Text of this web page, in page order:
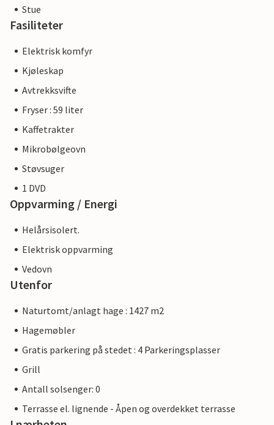
Stue
Fasiliteter
Elektrisk komfyr
Kjøleskap
Avtrekksvifte
Fryser : 59 liter
Kaffetrakter
Mikrobølgeovn
Støvsuger
1 DVD
Oppvarming / Energi
Helårsisolert.
Elektrisk oppvarming
Vedovn
Utenfor
Naturtomt/anlagt hage : 1427 m2
Hagemøbler
Gratis parkering på stedet : 4 Parkeringsplasser
Grill
Antall solsenger: 0
Terrasse el. lignende - Åpen og overdekket terrasse